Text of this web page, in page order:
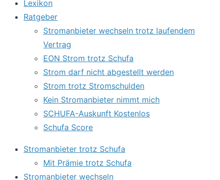
Lexikon
Ratgeber
Stromanbieter wechseln trotz laufendem
Vertrag
EON Strom trotz Schufa
Strom darf nicht abgestellt werden
Strom trotz Stromschulden
Kein Stromanbieter nimmt mich
SCHUFA-Auskunft Kostenlos
Schufa Score
Stromanbieter trotz Schufa
Mit Prämie trotz Schufa
Stromanbieter wechseln